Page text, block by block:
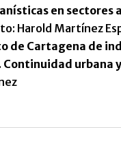
en sectores
Harold Martínez
de Cartagena de
Continuidad urbana